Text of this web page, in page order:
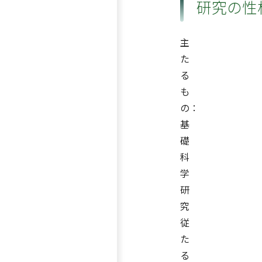
研究の性
主
た
る
も
の：
基
礎
科
学
研
究
従
た
る